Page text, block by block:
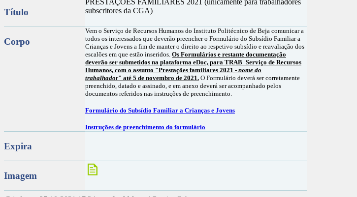
Título
PRESTAÇÕES FAMILIARES 2021 (unicamente para trabalhadores
subscritores da CGA)
Corpo
Vem o Serviço de Recursos Humanos do Instituto Politécnico de Beja comunicar a
todos os interessados que deverão preencher o Formulário do Subsídio Familiar a
Crianças e Jovens a fim de manter o direito ao respetivo subsídio e reavaliação dos
escalões em que estão inseridos. Os Formulários e restante documentação
deverão ser submetidos na plataforma eDoc, para TRAB_Serviço de Recursos
Humanos, com o assunto "Prestações familiares 2021 - nome do
trabalhador" até 5 de novembro de 2021. O Formulário deverá ser corretamente
preenchido, datado e assinado, e em anexo deverá ser acompanhado pelos
documentos referidos nas instruções de preenchimento.
Formulário do Subsídio Familiar a Crianças e Jovens
Instruções de preenchimento do formulário
Expira
Imagem